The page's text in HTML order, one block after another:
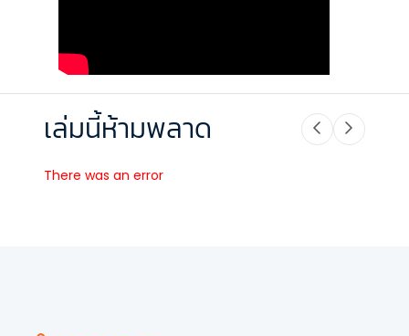
เล่มนี้ห้ามพลาด
There was an error